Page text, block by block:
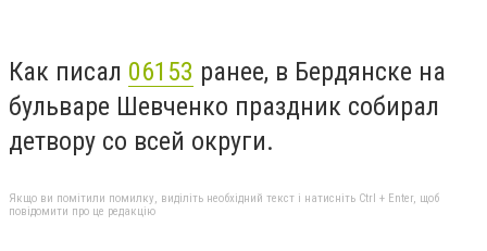
Как писал 06153 ранее, в Бердянске на
бульваре Шевченко праздник собирал
детвору со всей округи.
Якщо ви помітили помилку, виділіть необхідний текст і натисніть Ctrl + Enter, щоб
повідомити про це редакцію